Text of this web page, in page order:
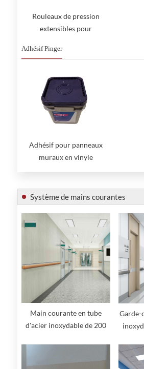
Rouleaux de pression
extensibles pour
vinyle et sols en PVC
Adhésif Pinger
Adhésif pour panneaux
muraux en vinyle
Système de mains courantes
Main courante en tube
d'acier inoxydable de 200
Garde-